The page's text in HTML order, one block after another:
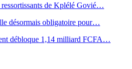
de Kplélé Govié…
désormais obligatoire pour…
débloque 1,14 milliard FCFA…